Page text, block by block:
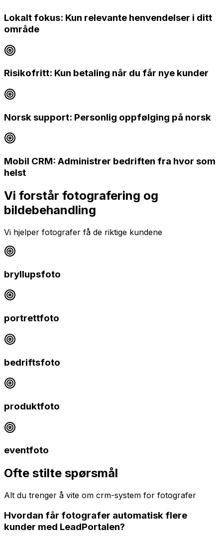
Lokalt fokus: Kun relevante henvendelser i ditt
område
Risikofritt: Kun betaling når du får nye kunder
Norsk support: Personlig oppfølging på norsk
Mobil CRM: Administrer bedriften fra hvor som
helst
Vi forstår fotografering og
bildebehandling
Vi hjelper fotografer få de riktige kundene
bryllupsfoto
portrettfoto
bedriftsfoto
produktfoto
eventfoto
Ofte stilte spørsmål
Alt du trenger å vite om crm-system for fotografer
Hvordan får fotografer automatisk flere
kunder med LeadPortalen?